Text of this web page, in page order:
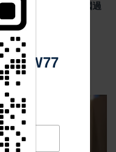
中國AI模型 示警美國過
媒